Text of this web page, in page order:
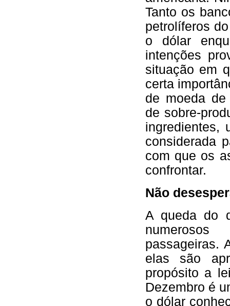
Tanto os
petrolíferos
o dólar
intenções
situação em
certa
de moeda de
de sobre-
ingredientes,
considerada
com que os
confrontar.
Não
A queda do
numerosos
passageiras.
elas são
propósito a
Dezembro é
o dólar